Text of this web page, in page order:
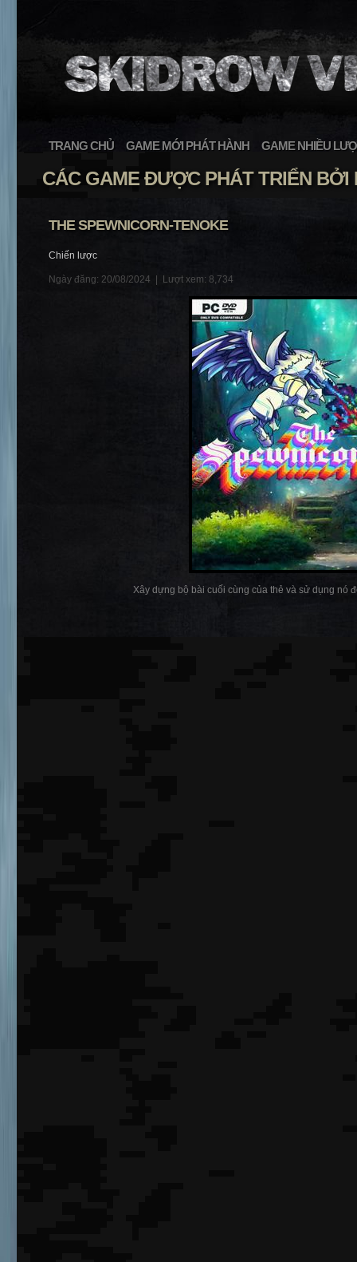
TRANG CHỦ GAME MỚI PHÁT HÀNH GAME NHIỀU
CÁC GAME ĐƯỢC PHÁT TRIỂN BỞI
THE SPEWNICORN-TENOKE
Chiến lược
Ngày đăng: 20/08/2024 | Lượt xem: 8,734
Xây dựng bộ bài cuối cùng của thẻ và sử dụng nó